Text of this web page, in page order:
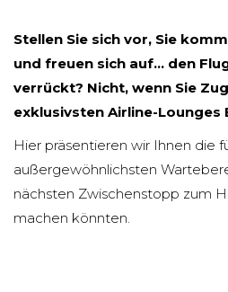
Stellen Sie sich vor, Sie
und freuen sich auf... den
verrückt? Nicht, wenn Sie
exklusivsten Airline-Lounges
Hier präsentieren wir Ihnen die
außergewöhnlichsten
nächsten Zwischenstopp zum
machen könnten.